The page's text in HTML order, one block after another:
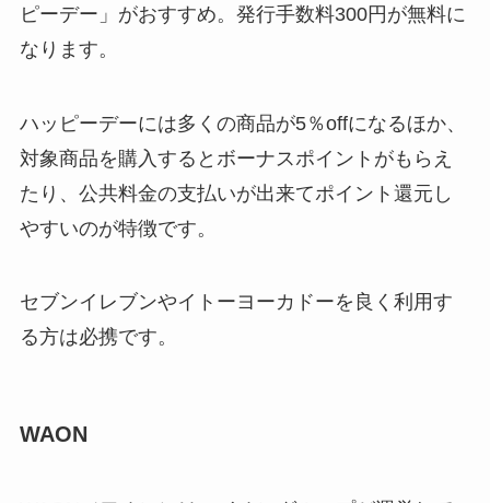
ピーデー」がおすすめ。発行手数料300円が無料に
なります。
ハッピーデーには多くの商品が5％offになるほか、
対象商品を購入するとボーナスポイントがもらえ
たり、公共料金の支払いが出来てポイント還元し
やすいのが特徴です。
セブンイレブンやイトーヨーカドーを良く利用す
る方は必携です。
WAON